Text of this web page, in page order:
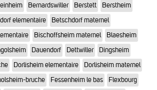
Bernardswiller Berstett
Berstheim
elementaire
Betschdorf maternel
Bischoffsheim maternel
Blaesheim
Dauendorf Dettwiller
Dingsheim
Dorlisheim elementaire
Dorlisheim maternel
bruche Fessenheim le bas
Flexbourg